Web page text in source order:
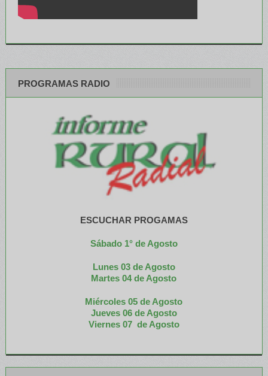
PROGRAMAS RADIO
ESCUCHAR PROGAMAS
Sábado 1° de Agosto
Lunes 03 de Agosto
Martes 04 de Agosto
Miércoles 05 de Agosto
Jueves 06 de Agosto
Viernes 07 de Agosto